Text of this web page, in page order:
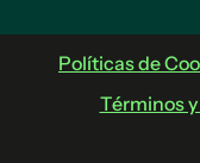
Políticas de
Términos